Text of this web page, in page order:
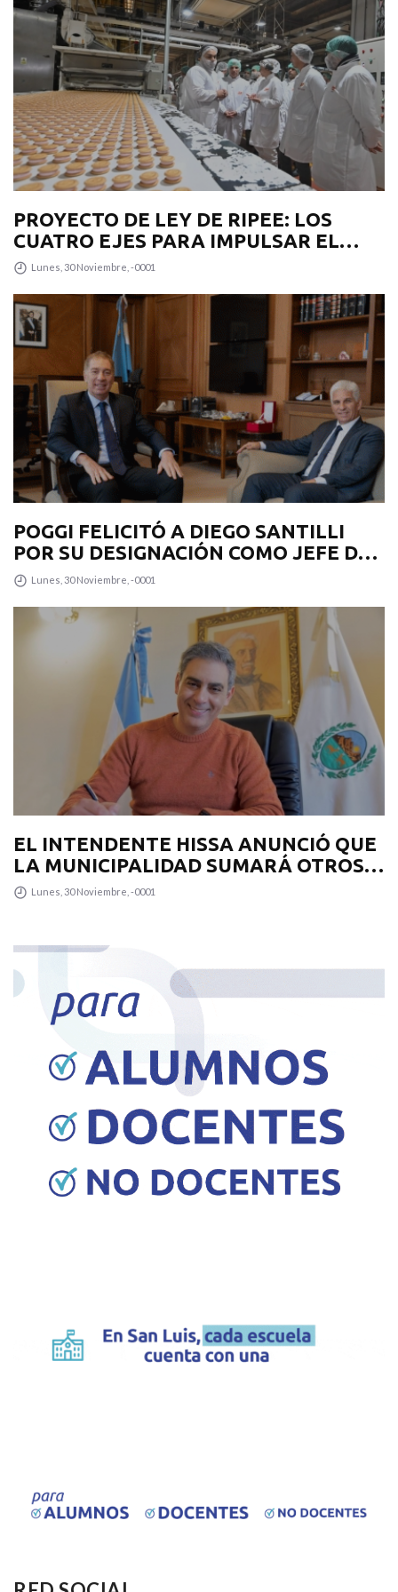
PROYECTO DE LEY DE RIPEE: LOS
CUATRO EJES PARA IMPULSAR EL
DESARROLLO PRODUCTIVO EN LA
Lunes, 30 Noviembre, -0001
POGGI FELICITÓ A DIEGO SANTILLI
POR SU DESIGNACIÓN COMO JEFE DE
GABINETE
Lunes, 30 Noviembre, -0001
EL INTENDENTE HISSA ANUNCIÓ QUE
LA MUNICIPALIDAD SUMARÁ OTROS
12 COLECTIVOS 0KM PARA
Lunes, 30 Noviembre, -0001